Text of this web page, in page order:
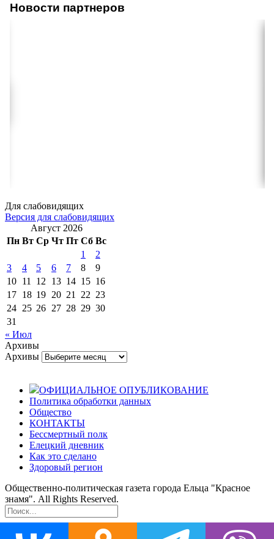
Новости партнеров
Для слабовидящих
Версия для слабовидящих
Август 2026
Пн Вт Ср Чт Пт Сб Вс
1
2
3
4 5 6 7 8
9
10 11 12 13 14 15 16
17 18 19 20 21 22 23
24 25 26 27 28 29 30
31
« Июл
Архивы
Архивы
ОФИЦИАЛЬНОЕ ОПУБЛИКОВАНИЕ
Политика обработки данных
Общество
КОНТАКТЫ
Бессмертный полк
Елецкий дневник
Как это сделано
Здоровый регион
Общественно-политическая газета города Ельца "Красное
знамя". All Rights Reserved.